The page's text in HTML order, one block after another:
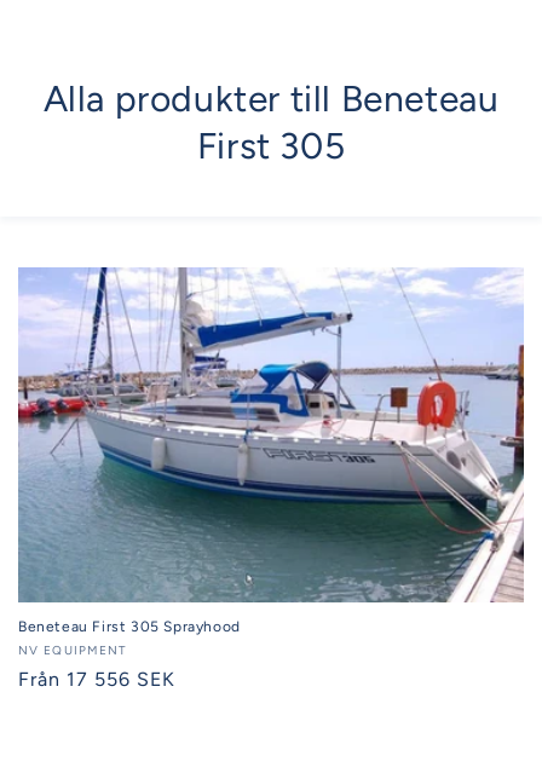
Alla produkter till Beneteau
First 305
Beneteau First 305 Sprayhood
Säljare:
NV EQUIPMENT
Ordinarie
Från 17 556 SEK